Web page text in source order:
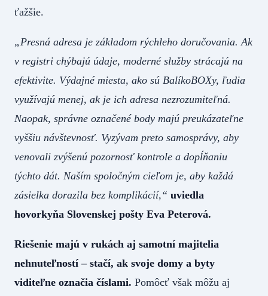
ťažšie.
„Presná adresa je základom rýchleho doručovania. Ak
v registri chýbajú údaje, moderné služby strácajú na
efektivite. Výdajné miesta, ako sú BalíkoBOXy, ľudia
využívajú menej, ak je ich adresa nezrozumiteľná.
Naopak, správne označené body majú preukázateľne
vyššiu návštevnosť. Vyzývam preto samosprávy, aby
venovali zvýšenú pozornosť kontrole a dopĺňaniu
týchto dát. Naším spoločným cieľom je, aby každá
zásielka dorazila bez komplikácií,“ uviedla
hovorkyňa Slovenskej pošty Eva Peterová.
Riešenie majú v rukách aj samotní majitelia
nehnuteľností – stačí, ak svoje domy a byty
viditeľne označia číslami. Pomôcť však môžu aj